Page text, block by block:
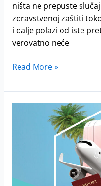
ništa ne prepuste
zdravstvenoj zaštiti
i dalje polazi od iste
verovatno neće
Read More »
pogodnosti